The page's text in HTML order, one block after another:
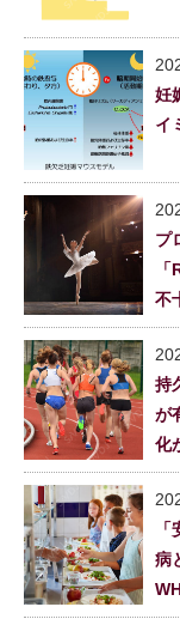
妊
イ
プ
不
持
が
化
病